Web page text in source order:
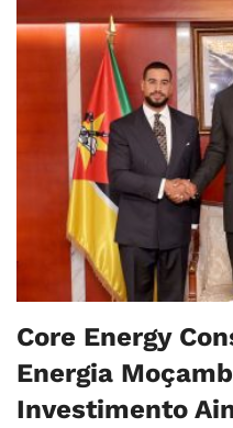
Core Energy
Energia
Investimento